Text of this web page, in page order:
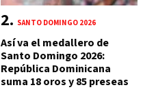
SANTO DOMINGO 2026
Así va el medallero de
Santo Domingo 2026:
República Dominicana
suma 18 oros y 85 preseas